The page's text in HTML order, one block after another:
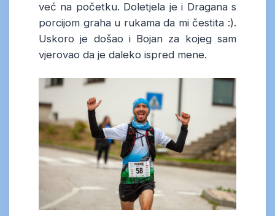
već na početku. Doletjela je i Dragana s
porcijom graha u rukama da mi čestita :).
Uskoro je došao i Bojan za kojeg sam
vjerovao da je daleko ispred mene.